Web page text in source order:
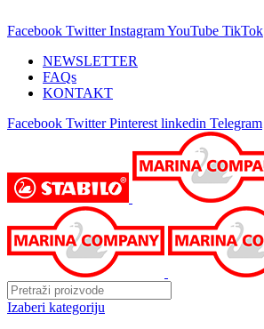
Facebook Twitter InstagramYouTube TikTok
NEWSLETTER
FAQs
KONTAKT
Facebook Twitter Pinterest linkedin Telegram
Izaberi kategoriju